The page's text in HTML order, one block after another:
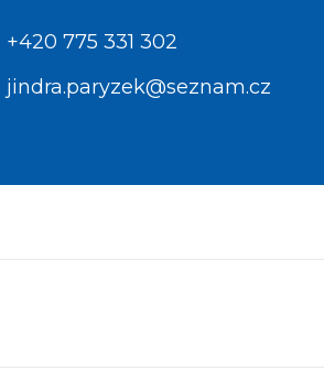
+420 775 331 302
jindra.paryzek@seznam.cz